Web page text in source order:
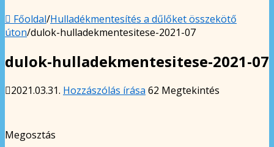
Főoldal/Hulladékmentesítés a dűlőket összekötő
úton/dulok-hulladekmentesitese-2021-07
dulok-hulladekmentesitese-2021-07
2021.03.31. Hozzászólás írása 62 Megtekintés
Megosztás